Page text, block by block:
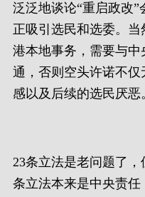
泛泛地谈论“重启政改
正吸引选民和选委。
港本地事务，需要与
通，否则空头许诺不
感以及后续的选民厌恶
23条立法是老问题了
条立法本来是中央责